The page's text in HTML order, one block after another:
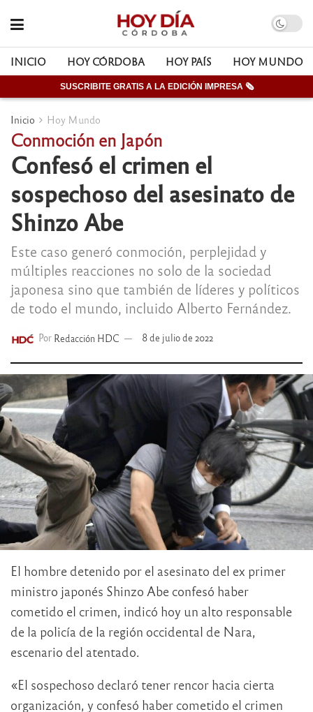
INICIO HOY CÓRDOBA HOY PAÍS HOY MUNDO
SUSCRIBITE GRATIS A LA EDICIÓN IMPRESA 🗞
Inicio Hoy Mundo
Conmoción en Japón
Confesó el crimen el
sospechoso del asesinato de
Shinzo Abe
Este caso generó conmoción, perplejidad y
múltiples reacciones no solo de la sociedad
japonesa sino que también de líderes y políticos
de todo el mundo, incluido Alberto Fernández.
Por Redacción HDC 8 de julio de 2022
El hombre detenido por el asesinato del ex primer
ministro japonés Shinzo Abe confesó haber
cometido el crimen, indicó hoy un alto responsable
de la policía de la región occidental de Nara,
escenario del atentado.
«El sospechoso declaró tener rencor hacia cierta
organización, y confesó haber cometido el crimen